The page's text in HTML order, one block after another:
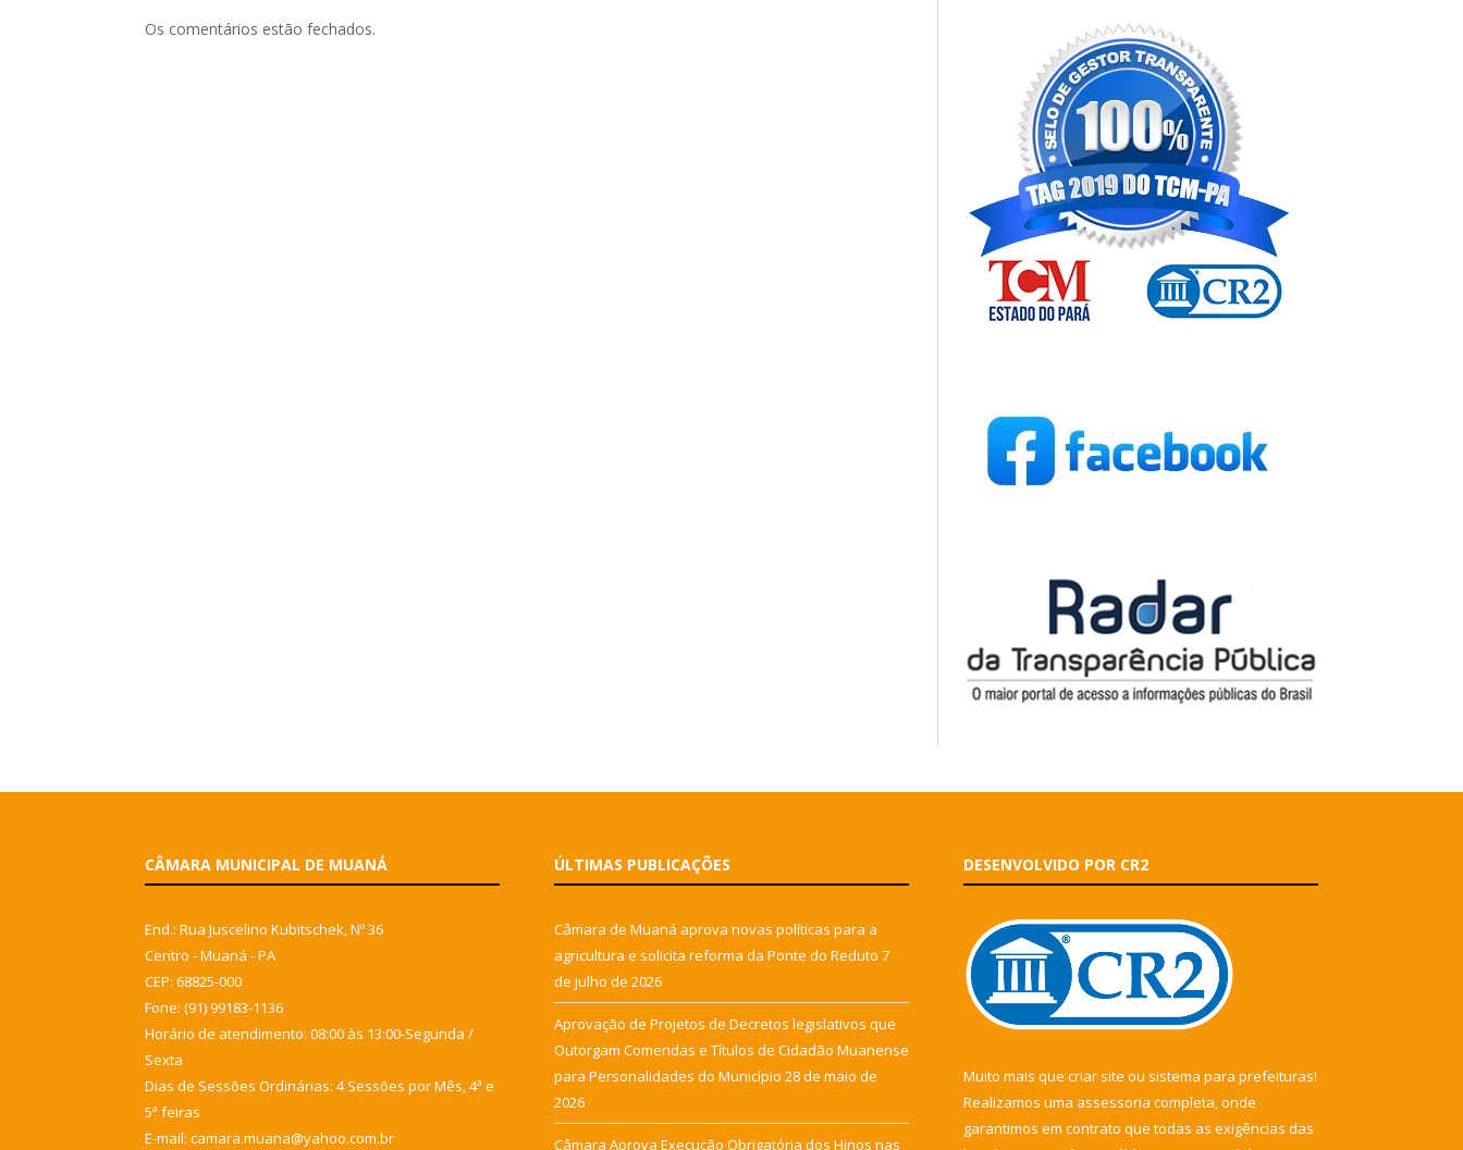
Os comentários estão fechados.
CÂMARA MUNICIPAL DE MUANÁ
End.: Rua Juscelino Kubitschek, Nº 36
Centro - Muaná - PA
CEP: 68825-000
Fone: (91) 99183-1136
Horário de atendimento: 08:00 às 13:00-Segunda /
Sexta
Dias de Sessões Ordinárias: 4 Sessões por Mês, 4ª e
5ª feiras
E-mail: camara.muana@yahoo.com.br
ÚLTIMAS PUBLICAÇÕES
Câmara de Muaná aprova novas políticas para a
agricultura e solicita reforma da Ponte do Reduto 7
de julho de 2026
Aprovação de Projetos de Decretos legislativos que
Outorgam Comendas e Títulos de Cidadão Muanense
para Personalidades do Município 28 de maio de
2026
Câmara Aprova Execução Obrigatória dos Hinos nas
DESENVOLVIDO POR CR2
Muito mais que criar site ou sistema para prefeituras!
Realizamos uma assessoria completa, onde
garantimos em contrato que todas as exigências das